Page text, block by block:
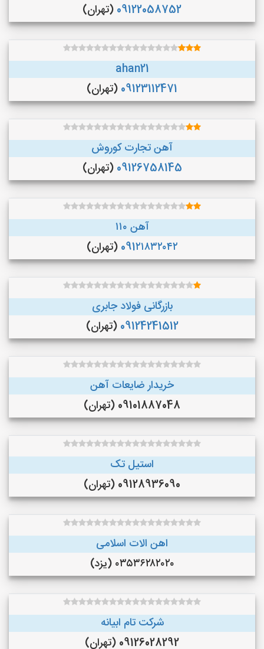
09122058752 (تهران)
ahan21
09123112471 (تهران)
آهن تجارت کوروش
09126758145 (تهران)
آهن ۱۱۰
091۲۱۸۳۲۰۴۲ (تهران)
بازرگانی فولاد جابری
09124241512 (تهران)
خریدار ضایعات آهن
09101887048 (تهران)
استیل تک
09128936090 (تهران)
اهن الات اسلامی
۰۳۵۳۶۲۸۲۰۲۰ (یزد)
شرکت تام ابیانه
09126028292 (تهران)